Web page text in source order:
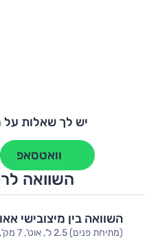
יש לך שאלות על
וואטסאפ
השוואה
השוואה בין מיצובישי
(מתיחת פנים) 2.5 ל', אוט', 7 מק', Premium, 2x4